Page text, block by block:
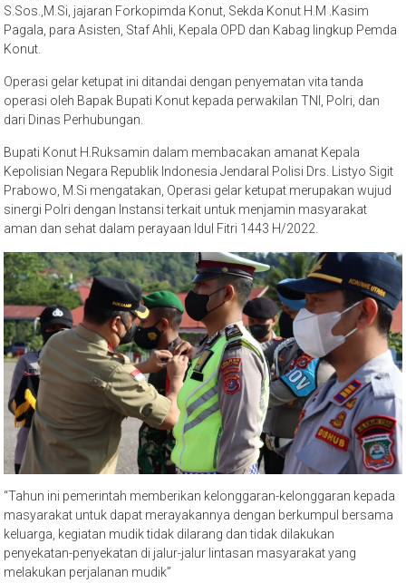
S.Sos.,M.Si, jajaran Forkopimda Konut, Sekda Konut H.M .Kasim
Pagala, para Asisten, Staf Ahli, Kepala OPD dan Kabag lingkup Pemda
Konut.
Operasi gelar ketupat ini ditandai dengan penyematan vita tanda
operasi oleh Bapak Bupati Konut kepada perwakilan TNI, Polri, dan
dari Dinas Perhubungan.
Bupati Konut H.Ruksamin dalam membacakan amanat Kepala
Kepolisian Negara Republik Indonesia Jendaral Polisi Drs. Listyo Sigit
Prabowo, M.Si mengatakan, Operasi gelar ketupat merupakan wujud
sinergi Polri dengan Instansi terkait untuk menjamin masyarakat
aman dan sehat dalam perayaan Idul Fitri 1443 H/2022.
“Tahun ini pemerintah memberikan kelonggaran-kelonggaran kepada
masyarakat untuk dapat merayakannya dengan berkumpul bersama
keluarga, kegiatan mudik tidak dilarang dan tidak dilakukan
penyekatan-penyekatan di jalur-jalur lintasan masyarakat yang
melakukan perjalanan mudik”